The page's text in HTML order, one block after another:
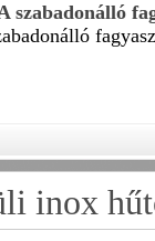
szabadonálló
inox